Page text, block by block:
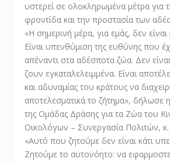
υστερεί σε ολοκληρωμένα μέτρα για
φροντίδα και την προστασία των
«Η σημερινή μέρα, για εμάς, δεν
Είναι υπενθύμιση της ευθύνης που
απέναντι στα αδέσποτα ζώα. Δεν
ζουν εγκαταλελειμμένα. Είναι
και αδυναμίας του κράτους να
αποτελεσματικά το ζήτημα», δήλωσε
της Ομάδας Δράσης για τα Ζώα του
Οικολόγων – Συνεργασία Πολιτών,
«Αυτό που ζητούμε δεν είναι κάτι
Ζητούμε το αυτονόητο: να